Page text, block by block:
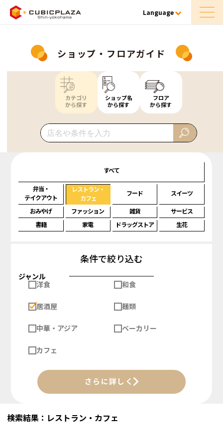
Language
ショップ・フロアガイド
カテゴリ
から探す
ショップ名
から探す
フロア
から探す
すべて
弁当・
テイクアウト
レストラン・
カフェ
フード スイーツ
おみやげ ファッション 雑貨
サービス
書籍
家電 ドラッグストア 生花
条件で絞り込む
ジャンル
洋食
和食
居酒屋 麺類
中華・アジア ベーカリー
カフェ
さらに詳しく
検索結果：レストラン・カフェ